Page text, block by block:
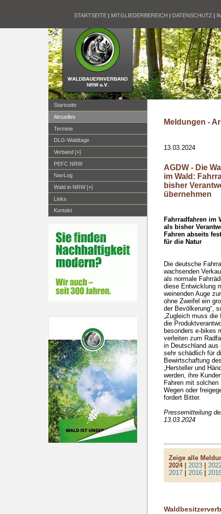
STARTSEITE | MITGLIEDERBEREICH | DATENSCHUTZ |
Startseite
Aktuelles
Termine
DLG-Waldtage
Verband [+]
PEFC NRW
NavLog
Wald in NRW [+]
Links
Kontakt
Meldungen -
13.03.2024
AGDW - Die
im Wald:
bisher
übernehmen
Fahrradfahren im
als bisher
Fahren abseits
für die Natur
Die deutsche
wachsenden
als normale
diese Entwicklung
weinenden Auge
ohne Zweifel ein
der Bevölkerung“,
„Zugleich muss
die
besonders e-bikes
verleiten zum
in Deutschland
sehr schädlich für
Bewirtschaftung
„Hersteller und
werden, ihre
Fahren mit
Wegen oder
fordert Bitter.
Pressemitteilung
13.03.2024
Zeige alle
2024 |2023 |
2017 |2016 |